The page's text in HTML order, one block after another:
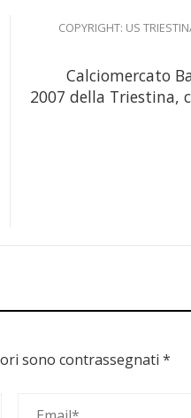
COPYRIGHT: US
Calciomercato
2007 della Triestina,
sono contrassegnati *